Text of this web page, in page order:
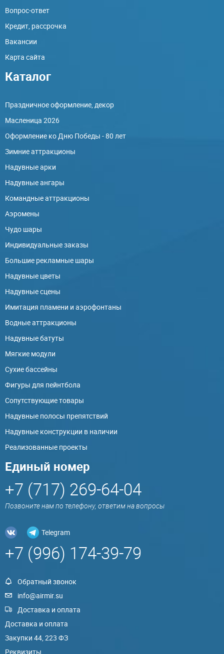
Вопрос-ответ
Кредит, рассрочка
Вакансии
Карта сайта
Каталог
Праздничное оформление, декор
Масленица 2026
Оформление ко Дню Победы - 80 лет
Зимние аттракционы
Надувные арки
Надувные ангары
Командные аттракционы
Аэромены
Чудо шары
Индивидуальные заказы
Большие рекламные шары
Надувные цветы
Надувные сцены
Имитация пламени и аэрофонтаны
Водные аттракционы
Надувные батуты
Мягкие модули
Сухие бассейны
Фигуры для пейнтбола
Сопутствующие товары
Надувные полосы препятствий
Надувные конструкции в наличии
Реализованные проекты
Единый номер
+7 (717) 269-64-04
Позвоните нам по телефону, ответим на вопросы
Telegram
+7 (996) 174-39-79
Обратный звонок
info@airmir.su
Доставка и оплата
Доставка и оплата
Закупки 44, 223 ФЗ
Реквизиты